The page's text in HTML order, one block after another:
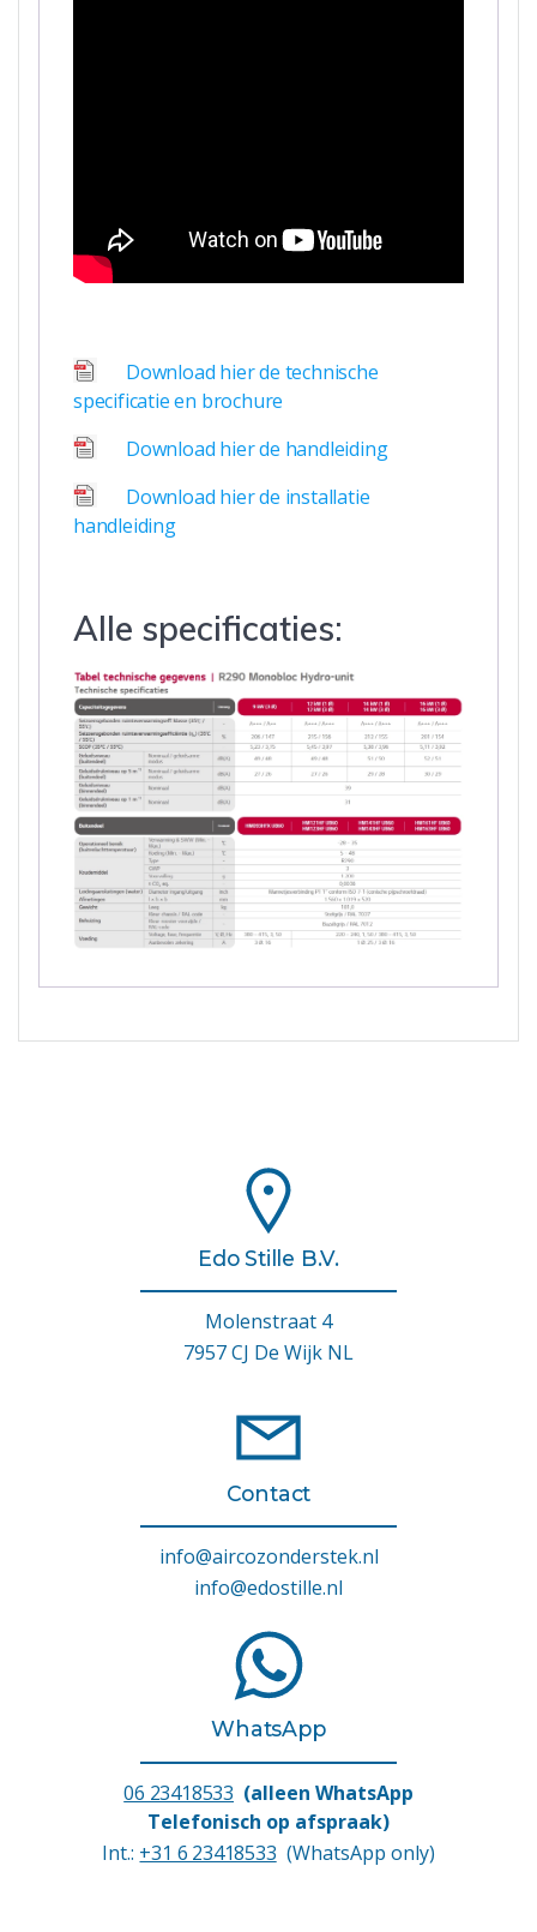
Download hier de technische
specificatie en brochure
Download hier de handleiding
Download hier de installatie
handleiding
Alle specificaties:
Edo Stille B.V.
Molenstraat 4
7957 CJ De Wijk NL
Contact
info@aircozonderstek.nl
info@edostille.nl
WhatsApp
06 23418533 (alleen WhatsApp
Telefonisch op afspraak)
Int.: +31 6 23418533 (WhatsApp only)